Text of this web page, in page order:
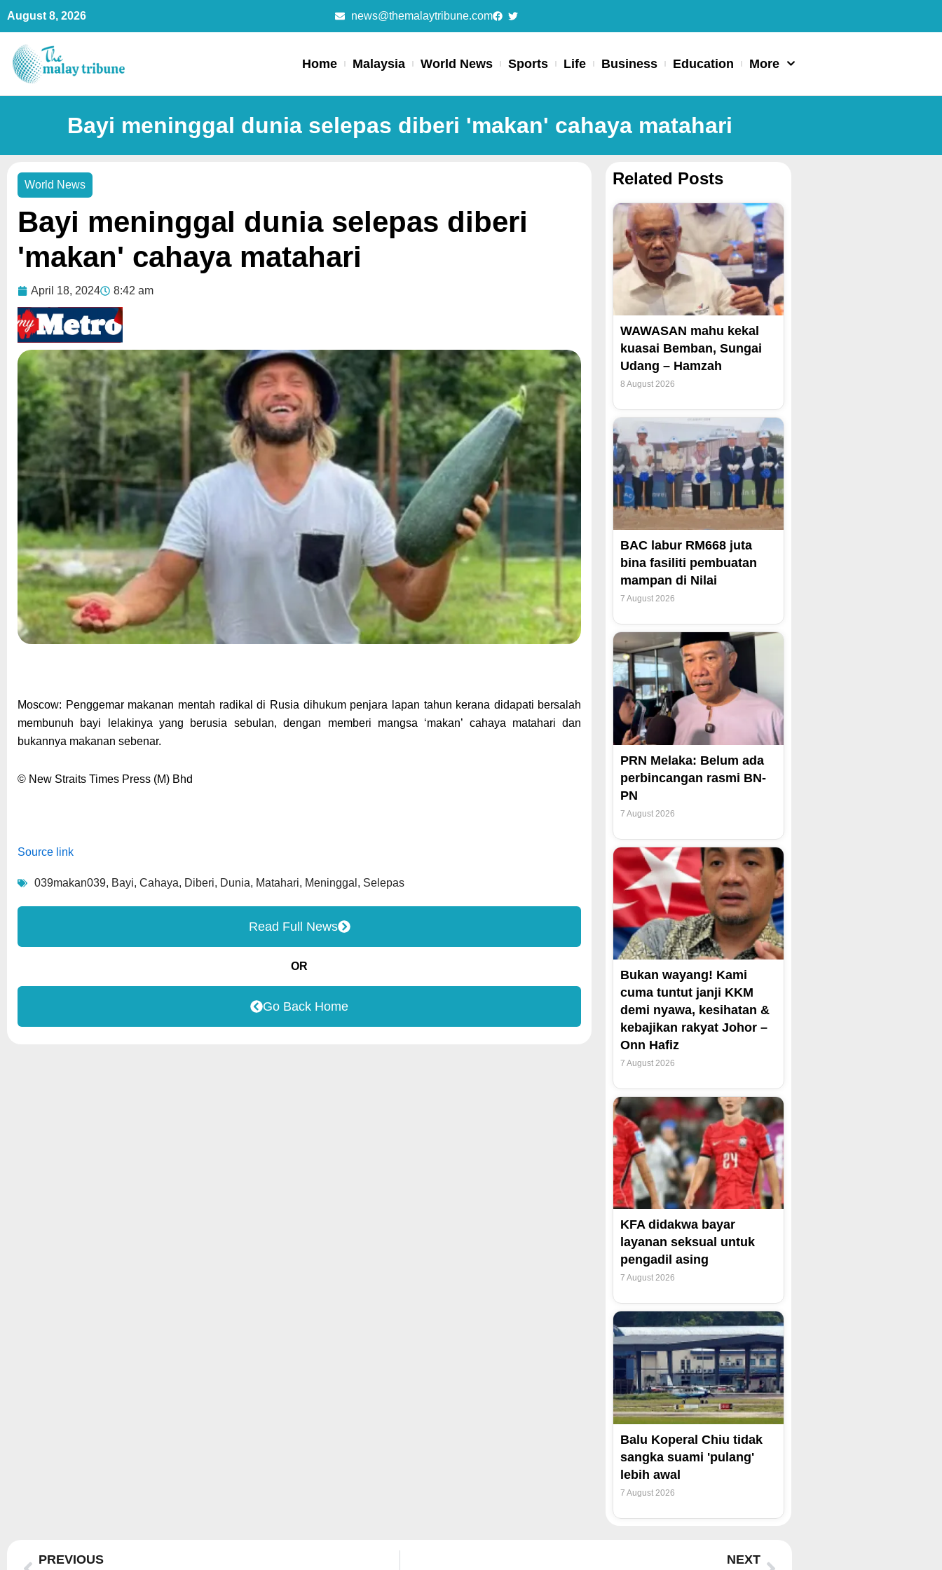
Skip
content
August 8, 2026 news@themalaytribune.com
Home Malaysia World News Sports Life Business Education More
Bayi meninggal dunia selepas diberi 'makan' cahaya matahari
World News
Bayi meninggal dunia selepas diberi
'makan' cahaya matahari
April 18, 2024 8:42 am
Moscow: Penggemar makanan mentah radikal di Rusia dihukum penjara lapan tahun kerana didapati bersalah
membunuh bayi lelakinya yang berusia sebulan, dengan memberi mangsa ‘makan’ cahaya matahari dan
bukannya makanan sebenar.
© New Straits Times Press (M) Bhd
Source link
039makan039, Bayi, Cahaya, Diberi, Dunia, Matahari, Meninggal , Selepas
Read Full News
OR
Go Back Home
Related Posts
WAWASAN mahu kekal
kuasai Bemban, Sungai
Udang – Hamzah
8 August 2026
BAC labur RM668 juta
bina fasiliti pembuatan
mampan di Nilai
7 August 2026
PRN Melaka: Belum ada
perbincangan rasmi BN-
PN
7 August 2026
Bukan wayang! Kami
cuma tuntut janji KKM
demi nyawa, kesihatan &
kebajikan rakyat Johor –
Onn Hafiz
7 August 2026
KFA didakwa bayar
layanan seksual untuk
pengadil asing
7 August 2026
Balu Koperal Chiu tidak
sangka suami 'pulang'
lebih awal
7 August 2026
Prev
PREVIOUS NEXTNext